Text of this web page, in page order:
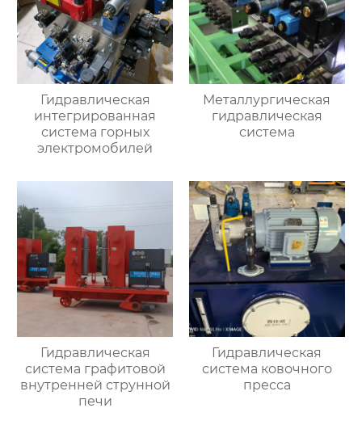
Гидравлическая
интегрированная
система горных
электромобилей
Металлургическая
гидравлическая
система
Гидравлическая
система графитовой
внутренней струнной
печи
Гидравлическая
система ковочного
пресса